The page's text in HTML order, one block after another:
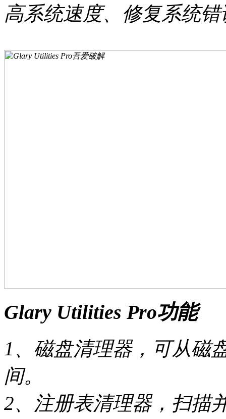
高系统速度、修复系统
Glary Utilities Pro功能
1、磁盘清理器，可从磁
间。
2、注册表清理器，扫描